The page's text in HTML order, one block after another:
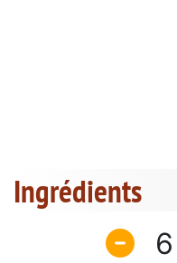
Ingrédients
6